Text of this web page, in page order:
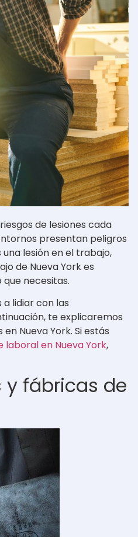
de lesiones cada
presentan peligros
lesión en el trabajo,
de Nueva York es
necesitas.
a lidiar con las
te explicaremos
Nueva York. Si estás
en Nueva York,
y fábricas de